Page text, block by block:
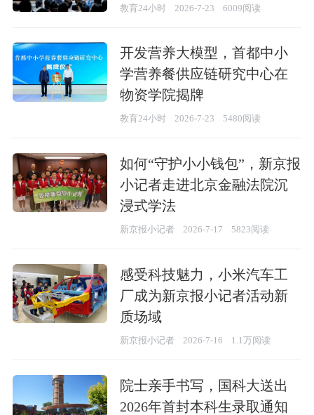
教育24小时 2026-7-23 6009阅读
开发营养大模型，首都中小
学营养餐供应链研究中心在
物资学院揭牌
教育24小时 2026-7-23 5480阅读
如何“守护小小钱包”，新京报
小记者走进北京金融法院沉
浸式学法
新京报小记者 2026-7-17 5823阅读
感受科技魅力，小米汽车工
厂成为新京报小记者活动新
质场域
新京报小记者 2026-7-16 1.1万阅读
院士亲手书写，国科大送出
2026年首封本科生录取通知